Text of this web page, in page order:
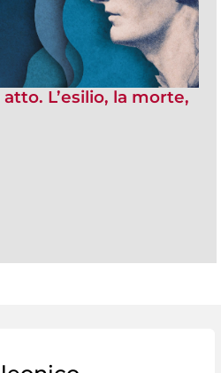
L’esilio, la morte,